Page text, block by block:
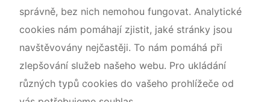
správně, bez nich nemohou fungovat. Analytické
cookies nám pomáhají zjistit, jaké stránky jsou
navštěvovány nejčastěji. To nám pomáhá při
zlepšování služeb našeho webu. Pro ukládání
různých typů cookies do vašeho prohlížeče od